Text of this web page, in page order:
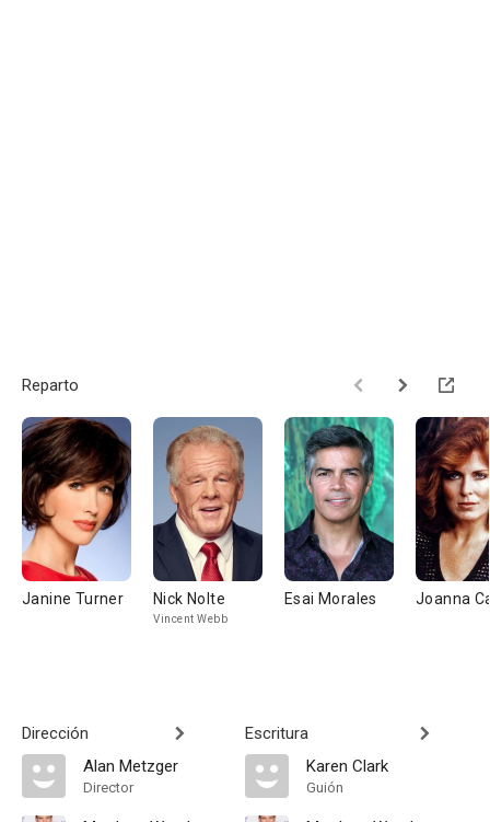
Reparto
Janine Turner Nick Nolte
Vincent Webb
Esai Morales Joanna
Dirección
Alan Metzger
Director
Escritura
Karen Clark
Guión